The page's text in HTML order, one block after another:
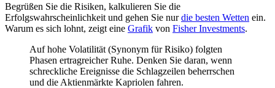
Begrüßen Sie die Risiken, kalkulieren Sie die
Erfolgswahrscheinlichkeit und gehen Sie nurdie besten Wetten ein.
Warum es sich lohnt, zeigt eine Grafik von Fisher Investments.
Auf hohe Volatilität (Synonym für Risiko) folgten
Phasen ertragreicher Ruhe. Denken Sie daran, wenn
schreckliche Ereignisse die Schlagzeilen beherrschen
und die Aktienmärkte Kapriolen fahren.